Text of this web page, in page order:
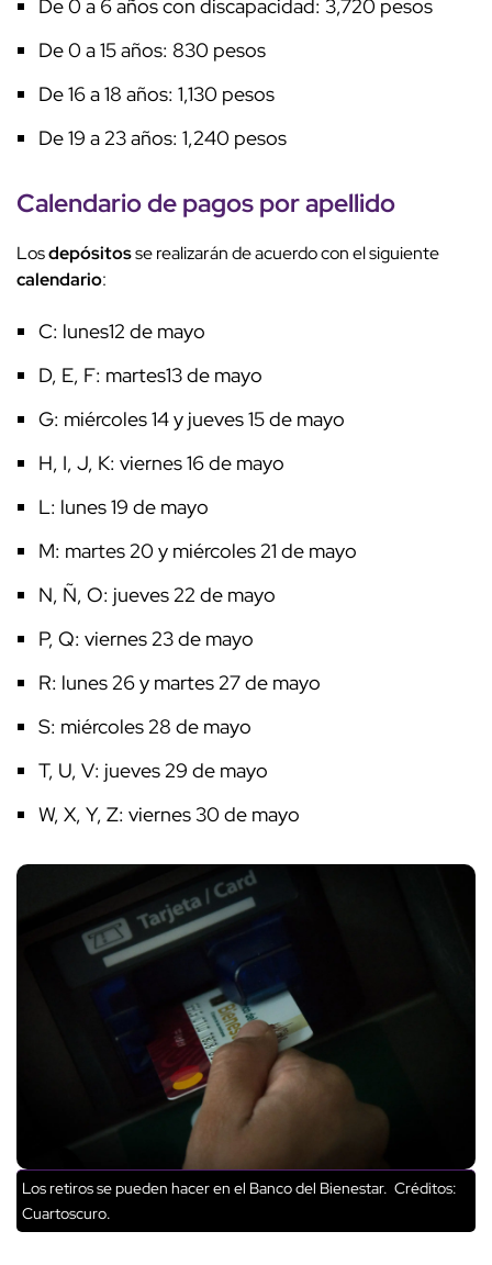
De 0 a 6 años con discapacidad: 3,720 pesos
De 0 a 15 años: 830 pesos
De 16 a 18 años: 1,130 pesos
De 19 a 23 años: 1,240 pesos
Calendariodepagospor apellido
Losdepósitosse realizarán de acuerdo con el siguiente
calendario:
C: lunes12 de mayo
D, E, F: martes13 de mayo
G: miércoles 14 y jueves 15 de mayo
H, I, J, K: viernes 16 de mayo
L: lunes 19 de mayo
M: martes 20 y miércoles 21 de mayo
N, Ñ, O: jueves 22 de mayo
P, Q: viernes 23 de mayo
R: lunes 26 y martes 27 de mayo
S: miércoles 28 de mayo
T, U, V: jueves 29 de mayo
W, X, Y, Z: viernes 30 de mayo
Los retiros se pueden hacer en el Banco del Bienestar. Créditos:
Cuartoscuro.